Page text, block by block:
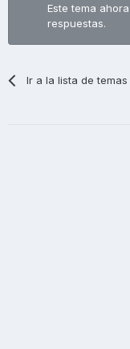
Este tema
respuestas.
Ir a la lista de temas